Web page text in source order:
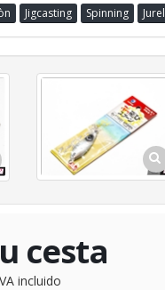
Jigcasting Spinning Jurel
cesta
incluido